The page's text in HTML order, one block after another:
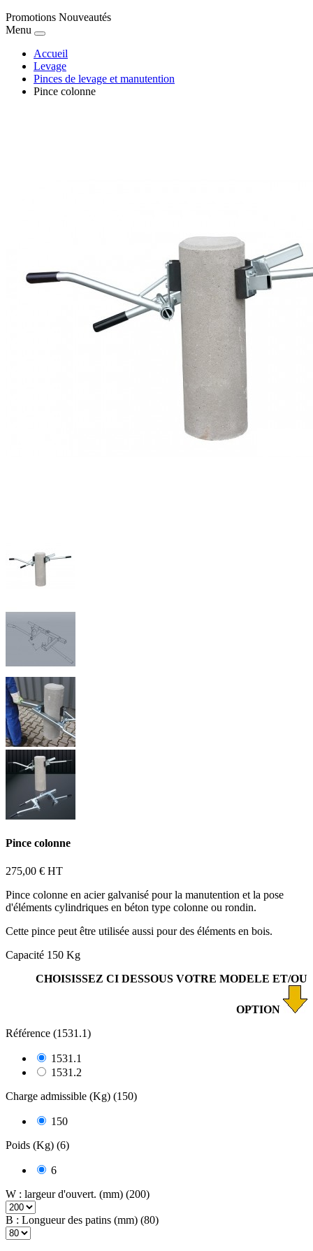
Promotions Nouveautés
Menu
Accueil
Levage
Pinces de levage et manutention
Pince colonne
Pince colonne
275,00 € HT
Pince colonne en acier galvanisé pour la manutention et la pose
d'éléments cylindriques en béton type colonne ou rondin.
Cette pince peut être utilisée aussi pour des éléments en bois.
Capacité 150 Kg
CHOISISSEZ CI DESSOUS VOTRE MODELE ET/OU
OPTION
Référence (1531.1)
1531.1
1531.2
Charge admissible (Kg) (150)
150
Poids (Kg) (6)
6
W : largeur d'ouvert. (mm) (200)
B : Longueur des patins (mm) (80)